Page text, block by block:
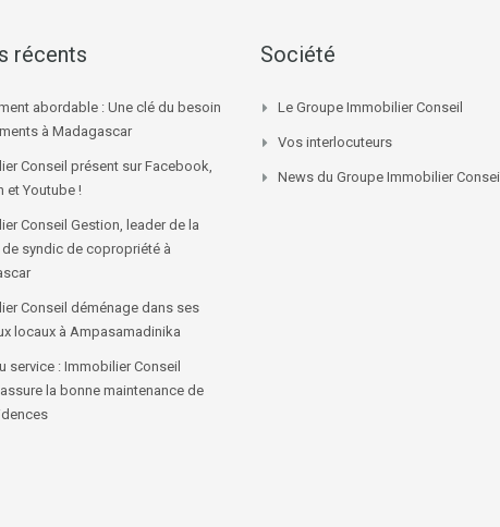
récents
abordable : Une clé du besoin
à Madagascar
Conseil présent sur Facebook,
et Youtube !
Conseil Gestion, leader de la
syndic de copropriété à
Conseil déménage dans ses
locaux à Ampasamadinika
service : Immobilier Conseil
la bonne maintenance de
Société
Le Groupe Immobilier Conseil
Vos interlocuteurs
News du Groupe Immobilier Conseil